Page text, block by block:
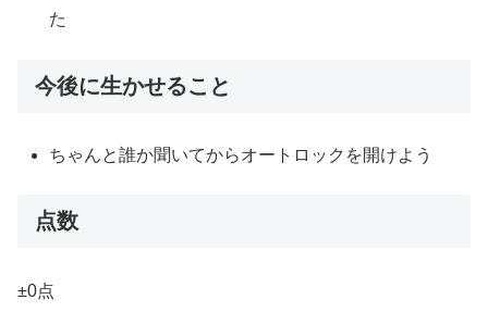
た
今後に生かせること
ちゃんと誰か聞いてからオートロックを開けよう
点数
±0点